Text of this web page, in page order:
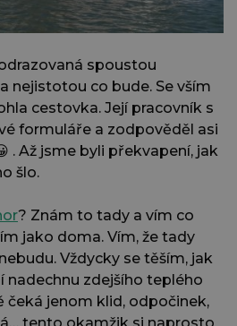
spoustou
nejistotou co bude. Se vším
cestovka. Její pracovník s
formuláře a zodpověděl asi
. Až jsme byli překvapení, jak
šlo.
? Znám to tady a vím co
jako doma. Vím, že tady
Vždycky se těším, jak
nadechnu zdejšího teplého
čeká jenom klid, odpočinek,
tento okamžik si naprosto